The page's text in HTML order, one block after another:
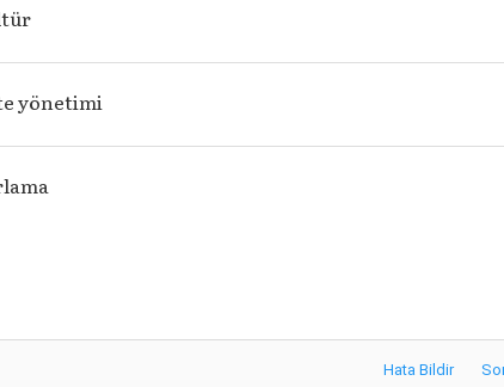
yönetimi
Hata Bildir